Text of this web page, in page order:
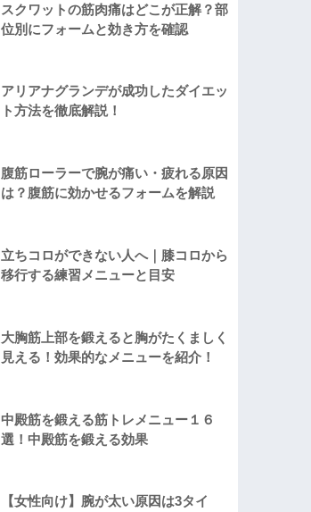
スクワットの筋肉痛はどこが正解？部
位別にフォームと効き方を確認
アリアナグランデが成功したダイエッ
ト方法を徹底解説！
腹筋ローラーで腕が痛い・疲れる原因
は？腹筋に効かせるフォームを解説
立ちコロができない人へ｜膝コロから
移行する練習メニューと目安
大胸筋上部を鍛えると胸がたくましく
見える！効果的なメニューを紹介！
中殿筋を鍛える筋トレメニュー１６
選！中殿筋を鍛える効果
【女性向け】腕が太い原因は3タイ